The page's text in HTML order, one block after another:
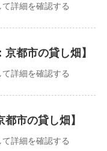
詳細を確認する
都市の貸し畑】
詳細を確認する
市の貸し畑】
詳細を確認する